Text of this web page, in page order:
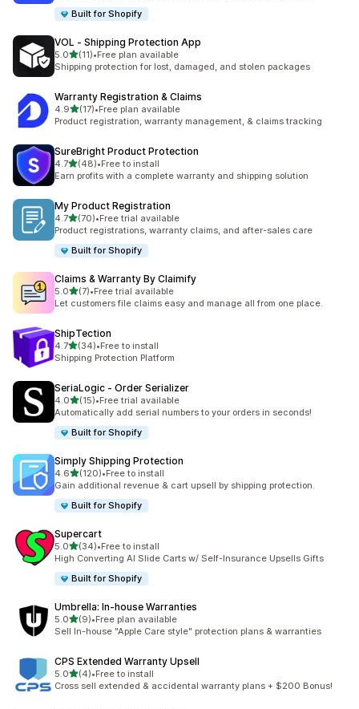
Built for Shopify
VOL ‑ Shipping Protection App
5.0별 5개 중
(11)
총 리뷰 11개
•Free plan available
Shipping protection for lost, damaged, and stolen packages
Warranty Registration & Claims
4.9별 5개 중
(17)
총 리뷰 17개
•Free plan available
Product registration, warranty management, & claims tracking
SureBright Product Protection
4.7별 5개 중
(48)
총 리뷰 48개
•Free to install
Earn profits with a complete warranty and shipping solution
My Product Registration
4.7별 5개 중
(70)
총 리뷰 70개
•Free trial available
Product registrations, warranty claims, and after-sales care
Built for Shopify
Claims & Warranty By Claimify
5.0별 5개 중
(7)
총 리뷰 7개
•Free trial available
Let customers file claims easy and manage all from one place.
ShipTection
4.7별 5개 중
(34)
총 리뷰 34개
•Free to install
Shipping Protection Platform
SeriaLogic ‑ Order Serializer
4.0별 5개 중
(15)
총 리뷰 15개
•Free trial available
Automatically add serial numbers to your orders in seconds!
Built for Shopify
Simply Shipping Protection
4.6별 5개 중
(120)
총 리뷰 120개
•Free to install
Gain additional revenue & cart upsell by shipping protection.
Built for Shopify
Supercart
5.0별 5개 중
(34)
총 리뷰 34개
•Free to install
High Converting AI Slide Carts w/ Self-Insurance Upsells Gifts
Built for Shopify
Umbrella: In‑house Warranties
5.0별 5개 중
(9)
총 리뷰 9개
•Free plan available
Sell In-house "Apple Care style" protection plans & warranties
CPS Extended Warranty Upsell
5.0별 5개 중
(4)
총 리뷰 4개
•Free to install
Cross sell extended & accidental warranty plans + $200 Bonus!